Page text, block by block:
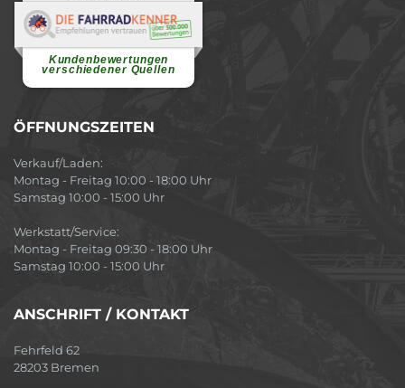
Kundenbewertungen
verschiedener Quellen
Renate H.
Vielen Dank für ein herzliches
ÖFFNUNGSZEITEN
Verkauf/Laden:
Montag - Freitag 10:00 - 18:00 Uhr
Samstag 10:00 - 15:00 Uhr
Werkstatt/Service:
Montag - Freitag 09:30 - 18:00 Uhr
Samstag 10:00 - 15:00 Uhr
ANSCHRIFT / KONTAKT
Fehrfeld 62
28203 Bremen